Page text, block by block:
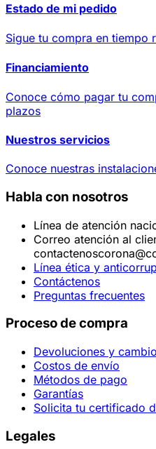
Estado de mi pedido
Sigue tu compra en tiempo
Financiamiento
Conoce cómo pagar tu
plazos
Nuestros servicios
Conoce nuestras
Habla con nosotros
Línea de atención
Correo atención al
Línea ética y
Contáctenos
Preguntas frecuentes
Proceso de compra
Devoluciones y
Costos de envío
Métodos de pago
Garantías
Solicita tu certificado
Legales